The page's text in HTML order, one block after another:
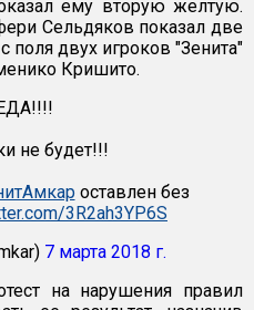
ему вторую желтую.
Сельдяков показал две
поля двух игроков "Зенита"
Кришито.
не будет!!!
оставлен без
3R2ah3YP6S
7 марта 2018 г.
на нарушения правил